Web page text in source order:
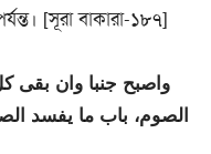
[সূরা বাকারা-১৮৭]
واصبح جنبا وان بقى